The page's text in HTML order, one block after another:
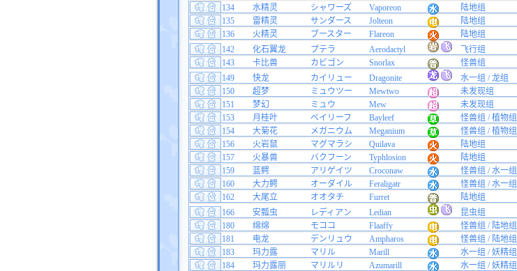
134
水精灵 シャワーズ Vaporeon 陆地组
135
雷精灵 サンダース Jolteon 陆地组
136
火精灵 ブースター Flareon 陆地组
142
化石翼龙 プテラ Aerodactyl 飞行组
143
卡比兽 カビゴン Snorlax 怪兽组
149
快龙 カイリュー Dragonite 水一组 / 龙组
150
超梦 ミュウツー Mewtwo 未发现组
151
梦幻 ミュウ Mew 未发现组
153
月桂叶 ベイリーフ Bayleef 怪兽组 / 植物组
154
大菊花 メガニウム Meganium 怪兽组 / 植物组
156
火岩鼠 マグマラシ Quilava 陆地组
157
火暴兽 バクフーン Typhlosion 陆地组
159
蓝鳄 アリゲイツ Croconaw 怪兽组 / 水一组
160
大力鳄 オーダイル Feraligatr 怪兽组 / 水一组
162
大尾立 オオタチ Furret 陆地组
166
安瓢虫 レディアン Ledian 昆虫组
180
绵绵 モココ Flaaffy 怪兽组 / 陆地组
181
电龙 デンリュウ Ampharos 怪兽组 / 陆地组
183
玛力露 マリル Marill 水一组 / 妖精组
184
玛力露丽 マリルリ Azumarill 水一组 / 妖精组